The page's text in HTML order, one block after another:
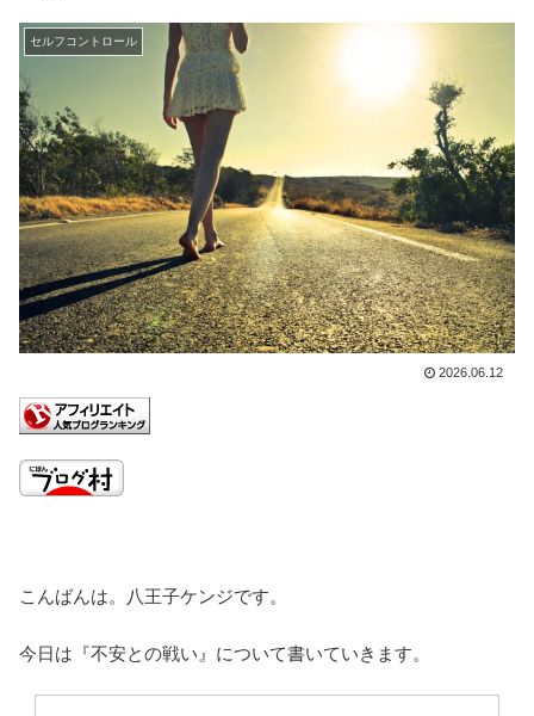
セルフコントロール
2026.06.12
こんばんは。八王子ケンジです。
今日は『不安との戦い』について書いていきます。